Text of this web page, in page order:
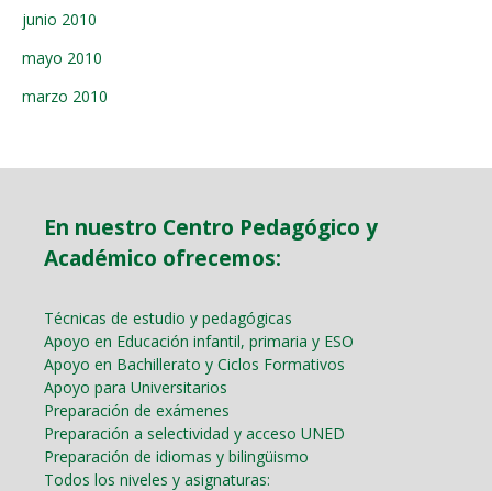
junio 2010
mayo 2010
marzo 2010
En nuestro Centro Pedagógico y
Académico ofrecemos:
Técnicas de estudio y pedagógicas
Apoyo en Educación infantil, primaria y ESO
Apoyo en Bachillerato y Ciclos Formativos
Apoyo para Universitarios
Preparación de exámenes
Preparación a selectividad y acceso UNED
Preparación de idiomas y bilingüismo
Todos los niveles y asignaturas: